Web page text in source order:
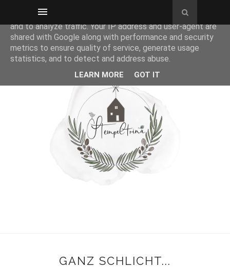
GANZ SCHLICHT...
This site uses cookies from Google to deliver its services
and to analyze traffic. Your IP address and user-agent are
shared with Google along with performance and security
metrics to ensure quality of service, generate usage
statistics, and to detect and address abuse.
LEARN MORE GOT IT